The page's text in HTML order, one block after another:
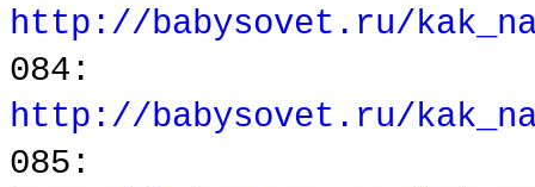
http://babysovet.ru/
084:
http://babysovet.ru/
085: